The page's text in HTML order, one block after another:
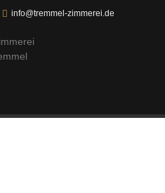
info@tremmel-zimmerei.de